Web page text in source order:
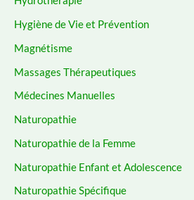
Hygiène de Vie et Prévention
Magnétisme
Massages Thérapeutiques
Médecines Manuelles
Naturopathie
Naturopathie de la Femme
Naturopathie Enfant et Adolescence
Naturopathie Spécifique